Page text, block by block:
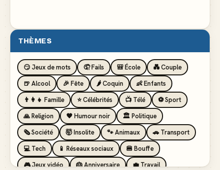
THÈMES
😏 Jeux de mots 🤦 Fails 🎒 École
💑 Couple
🍺 Alcool
🎉 Fête 🌶️ Coquin
👶 Enfants
👨‍👩‍👧 Famille
⭐ Célébrités 📺 Télé
⚽ Sport
🙏 Religion
🖤 Humour noir
🏛️ Politique
🗞️ Société
🤯 Insolite 🐾 Animaux
🚗 Transport
💻 Tech
📱 Réseaux sociaux
🍔 Bouffe
🎮 Jeux vidéo
🎂 Anniversaire
💼 Travail